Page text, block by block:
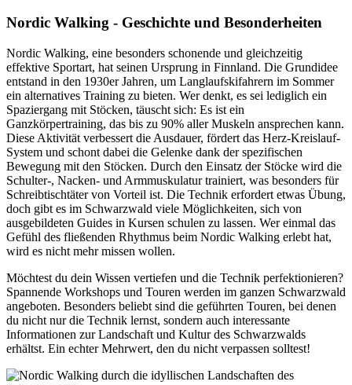
Nordic Walking - Geschichte und Besonderheiten
Nordic Walking, eine besonders schonende und gleichzeitig
effektive Sportart, hat seinen Ursprung in Finnland. Die Grundidee
entstand in den 1930er Jahren, um Langlaufskifahrern im Sommer
ein alternatives Training zu bieten. Wer denkt, es sei lediglich ein
Spaziergang mit Stöcken, täuscht sich: Es ist ein
Ganzkörpertraining, das bis zu 90% aller Muskeln ansprechen kann.
Diese Aktivität verbessert die Ausdauer, fördert das Herz-Kreislauf-
System und schont dabei die Gelenke dank der spezifischen
Bewegung mit den Stöcken. Durch den Einsatz der Stöcke wird die
Schulter-, Nacken- und Armmuskulatur trainiert, was besonders für
Schreibtischtäter von Vorteil ist. Die Technik erfordert etwas Übung,
doch gibt es im Schwarzwald viele Möglichkeiten, sich von
ausgebildeten Guides in Kursen schulen zu lassen. Wer einmal das
Gefühl des fließenden Rhythmus beim Nordic Walking erlebt hat,
wird es nicht mehr missen wollen.
Möchtest du dein Wissen vertiefen und die Technik perfektionieren?
Spannende Workshops und Touren werden im ganzen Schwarzwald
angeboten. Besonders beliebt sind die geführten Touren, bei denen
du nicht nur die Technik lernst, sondern auch interessante
Informationen zur Landschaft und Kultur des Schwarzwalds
erhältst. Ein echter Mehrwert, den du nicht verpassen solltest!